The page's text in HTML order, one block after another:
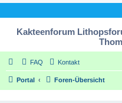
Kakteenforum
FAQ Kontakt
Portal Foren-Übersicht